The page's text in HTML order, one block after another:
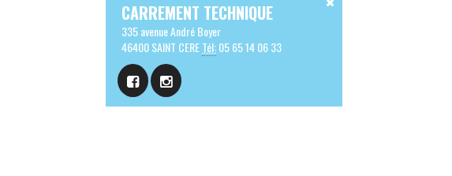
CARREMENT TECHNIQUE
335 avenue André Boyer
46400 SAINT CERETél:05 65 14 06 33